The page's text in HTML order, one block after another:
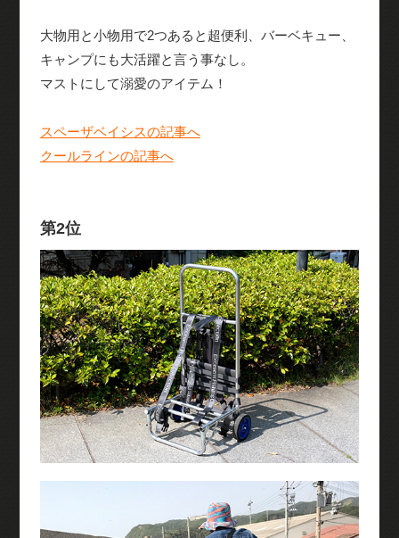
大物用と小物用で2つあると超便利、バーベキュー、
キャンプにも大活躍と言う事なし。
マストにして溺愛のアイテム！
スペーザベイシスの記事へ
クールラインの記事へ
第2位